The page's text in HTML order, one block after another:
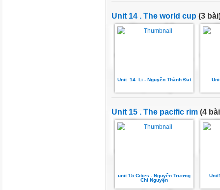
Unit 14 . The world cup (3
Unit_14_Li - Nguyễn Thành Đạt
Unit 15 . The pacific rim (4
unit 15 Cities - Nguyễn Trương
Chí Nguyện